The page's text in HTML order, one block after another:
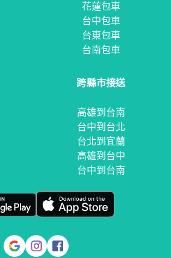
花蓮包車
台中包車
台東包車
台南包車
跨縣市接送
高雄到台南
台中到台北
台北到宜蘭
高雄到台中
台中到台南